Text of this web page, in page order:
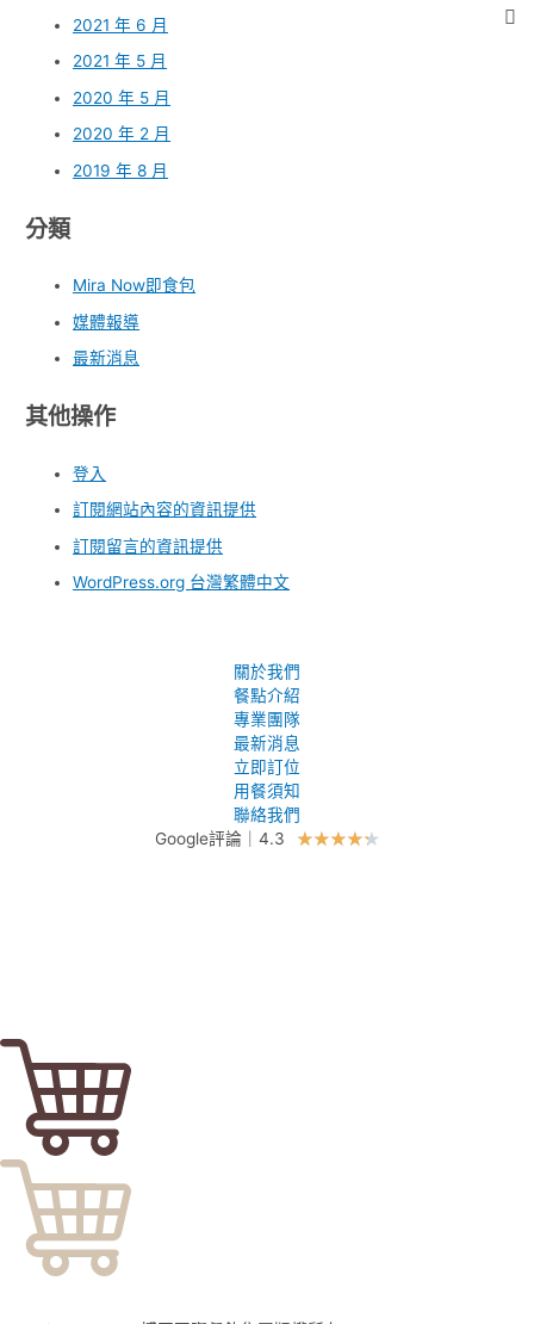
2021 年 6 月
2021 年 5 月
2020 年 5 月
2020 年 2 月
2019 年 8 月
分類
Mira Now即食包
媒體報導
最新消息
其他操作
登入
訂閱網站內容的資訊提供
訂閱留言的資訊提供
WordPress.org 台灣繁體中文
關於我們
餐點介紹
專業團隊
最新消息
立即訂位
用餐須知
聯絡我們
Google評論｜4.3
★★★★★